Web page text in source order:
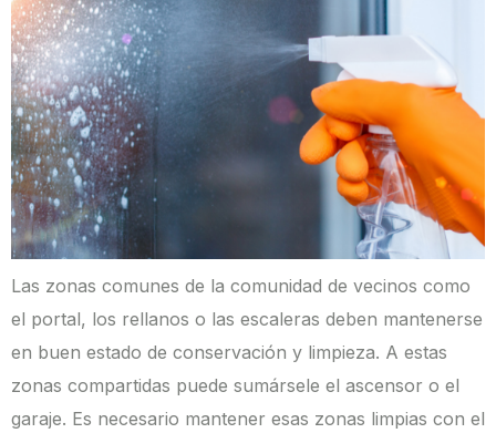
Las zonas comunes de la comunidad de vecinos como
el portal, los rellanos o las escaleras deben mantenerse
en buen estado de conservación y limpieza. A estas
zonas compartidas puede sumársele el ascensor o el
garaje. Es necesario mantener esas zonas limpias con el